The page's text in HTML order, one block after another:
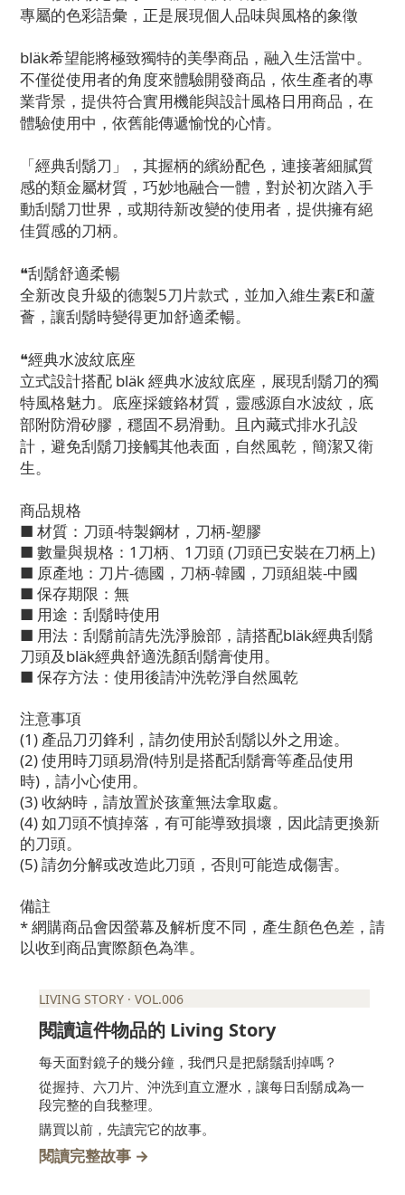
專屬的色彩語彙，正是展現個人品味與風格的象徵
bläk希望能將極致獨特的美學商品，融入生活當中。
不僅從使用者的角度來體驗開發商品，依生產者的專
業背景，提供符合實用機能與設計風格日用商品，在
體驗使用中，依舊能傳遞愉悅的心情。
「經典刮鬍刀」，其握柄的繽紛配色，連接著細膩質
感的類金屬材質，巧妙地融合一體，對於初次踏入手
動刮鬍刀世界，或期待新改變的使用者，提供擁有絕
佳質感的刀柄。
❝刮鬍舒適柔暢
全新改良升級的德製5刀片款式，並加入維生素E和蘆
薈，讓刮鬍時變得更加舒適柔暢。
❝經典水波紋底座
立式設計搭配 bläk經典水波紋底座，展現刮鬍刀的獨
特風格魅力。底座採鍍鉻材質，靈感源自水波紋，底
部附防滑矽膠，穩固不易滑動。且內藏式排水孔設
計，避免刮鬍刀接觸其他表面，自然風乾，簡潔又衛
生。
商品規格
■ 材質：刀頭-特製鋼材，刀柄-塑膠
■ 數量與規格：1刀柄、1刀頭 (刀頭已安裝在刀柄上)
■ 原產地：刀片-德國，刀柄-韓國，刀頭組裝-中國
■ 保存期限：無
■ 用途：刮鬍時使用
■ 用法：刮鬍前請先洗淨臉部，請搭配bläk經典刮鬍
刀頭及bläk經典舒適洗顏刮鬍膏使用。
■ 保存方法：使用後請沖洗乾淨自然風乾
注意事項
(1) 產品刀刃鋒利，請勿使用於刮鬍以外之用途。
(2) 使用時刀頭易滑(特別是搭配刮鬍膏等產品使用
時)，請小心使用。
(3) 收納時，請放置於孩童無法拿取處。
(4) 如刀頭不慎掉落，有可能導致損壞，因此請更換新
的刀頭。
(5) 請勿分解或改造此刀頭，否則可能造成傷害。
備註
* 網購商品會因螢幕及解析度不同，產生顏色色差，請
以收到商品實際顏色為準。
LIVING STORY · VOL.006
閱讀這件物品的 Living Story
每天面對鏡子的幾分鐘，我們只是把鬍鬚刮掉嗎？
從握持、六刀片、沖洗到直立瀝水，讓每日刮鬍成為一
段完整的自我整理。
購買以前，先讀完它的故事。
閱讀完整故事 →